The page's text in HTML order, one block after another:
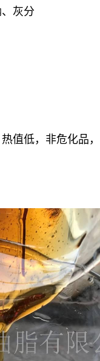
灰分
值低，非危化品